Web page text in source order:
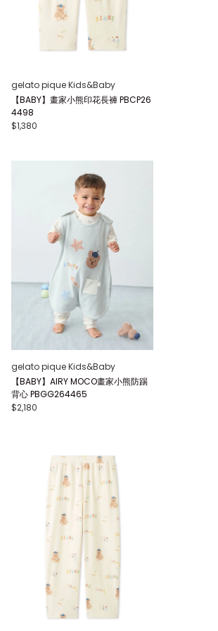
gelato pique Kids&Baby
【BABY】畫家小熊印花長褲 PBCP26
4498
$1,380
gelato pique Kids&Baby
【BABY】AIRY MOCO畫家小熊防踢
背心 PBGG264465
$2,180